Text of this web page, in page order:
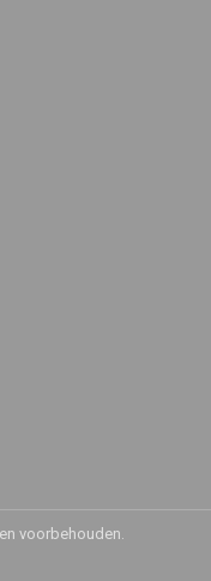
voorbehouden.